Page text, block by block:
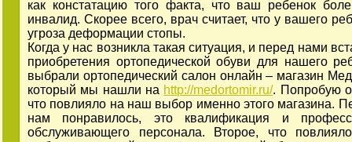
как констатацию того факта, что ваш ребенок
инвалид. Скорее всего, врач считает, что у вашего
угроза деформации стопы.
Когда у нас возникла такая ситуация, и перед нами
приобретения ортопедической обуви для нашего
выбрали ортопедический салон онлайн – магазин
который мы нашли на http://medortomir.ru/. Попробую
что повлияло на наш выбор именно этого магазина.
нам понравилось, это квалификация и
обслуживающего персонала. Второе, что